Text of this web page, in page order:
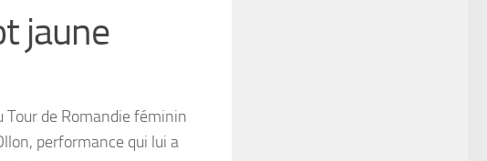
jaune
Tour de Romandie féminin
performance qui lui a